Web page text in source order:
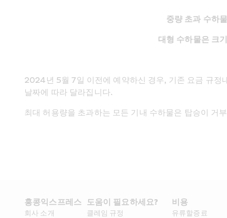
중량 초과 수하
대형 수하물은 크
2024년 5월 7일 이전에 예약하신 경우, 기존 요금 규
날짜에 따라 달라집니다.
최대 허용량을 초과하는 모든 기내 수하물은 탑승이 거
홍콩익스프레스​
회사 소개​
도움이 필요하세요?
클레임 규정
비용
유류할증료